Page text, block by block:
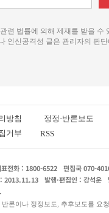
련 법률에 의해 제재를 받을 수
인신공격성 글은 관리자의 판
리방침 정정·반론보도
거부 RSS
표전화 : 1800-6522 편집국 070-
2013.11.13 발행·편집인 : 강석운
론이나 정정보도, 추후보도를 요